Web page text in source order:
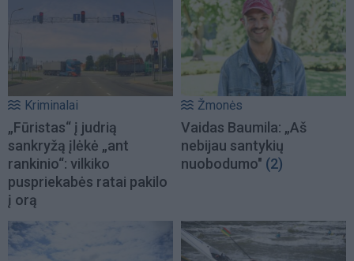
Kriminalai
„Fūristas“ į judrią
sankryžą įlėkė „ant
rankinio“: vilkiko
puspriekabės ratai pakilo
į orą
Žmonės
Vaidas Baumila: „Aš
nebijau santykių
nuobodumo" (2)